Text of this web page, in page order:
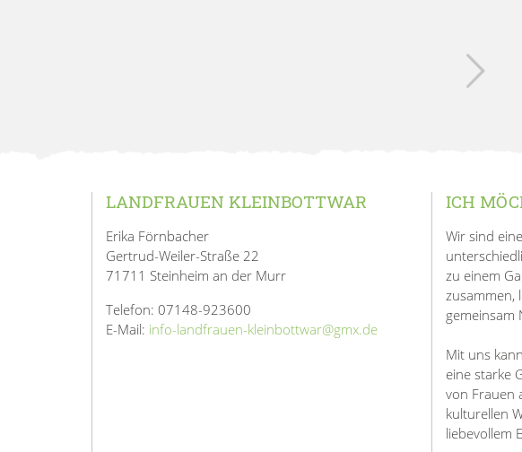
LANDFRAUEN KLEINBOTTWAR
Erika Förnbacher
Gertrud-Weiler-Straße 22
71711 Steinheim an der Murr
Telefon: 07148-923600
E-Mail: info-landfrauen-kleinbottwar@gmx.de
ICH
Wir sind
zu einem
zusammen,
gemeinsam
Mit uns
eine starke
von Frauen
kulturellen
liebevollem